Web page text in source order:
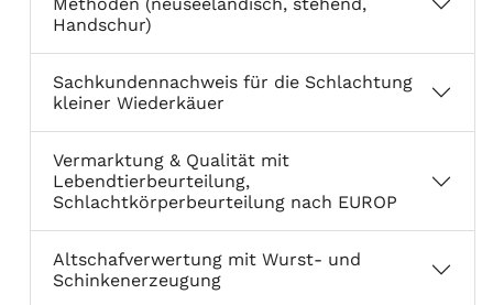
Methoden (neuseeländisch, stehend,
Handschur)
Sachkundennachweis für die Schlachtung
kleiner Wiederkäuer
Vermarktung & Qualität mit
Lebendtierbeurteilung,
Schlachtkörperbeurteilung nach EUROP
Altschafverwertung mit Wurst- und
Schinkenerzeugung